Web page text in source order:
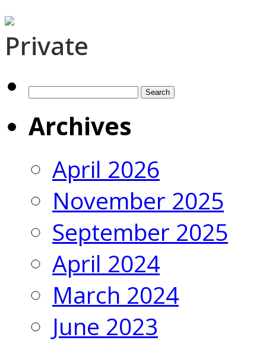
Private
Search
Archives
April 2026
November 2025
September 2025
April 2024
March 2024
June 2023